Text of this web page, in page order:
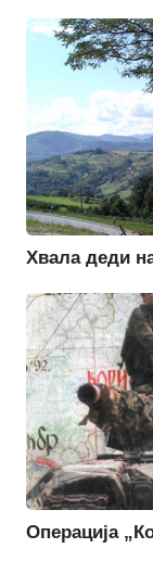
Хвала деди
Операција